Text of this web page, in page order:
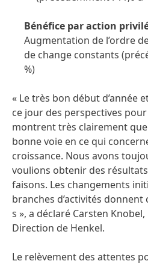
Bénéfice par action
Augmentation de l’ordre
de change constants
%)
« Le très bon début d’année
ce jour des perspectives pour
montrent très clairement
bonne voie en ce qui
croissance. Nous avons
voulions obtenir des
faisons. Les changements
branches d’activités
s », a déclaré Carsten
Direction de Henkel.
Le relèvement des attentes